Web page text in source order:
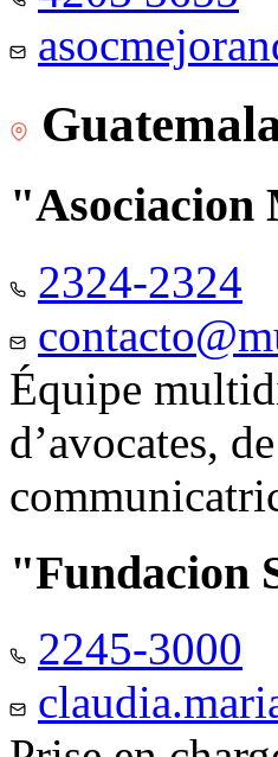
"Asociacion
2324-2324
Équipe
d’avocates,
"Fundacion
2245-3000